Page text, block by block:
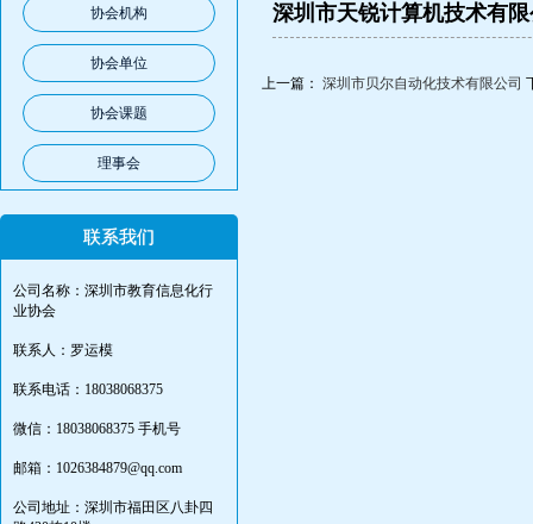
协会机构
协会单位
协会课题
理事会
联系我们
公司名称：深圳市教育信息化行
业协会
联系人：罗运模
联系电话：18038068375
微信：18038068375 手机号
邮箱：1026384879@qq.com
公司地址：深圳市福田区八卦四
深圳市天锐计算机技术有
上一篇： 深圳市贝尔自动化技术有限公司